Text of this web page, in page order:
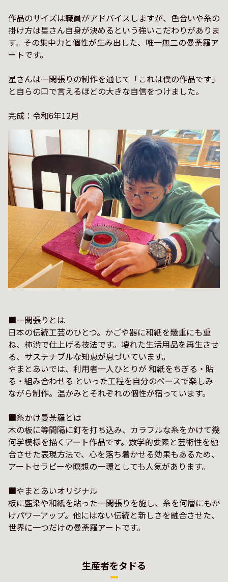
作品のサイズは職員がアドバイスしますが、色合いや糸の
掛け方は星さん自身が決めるという強いこだわりがありま
す。その集中力と個性が生み出した、唯一無二の曼荼羅ア
ートです。
星さんは一閑張りの制作を通じて「これは僕の作品です」
と自らの口で言えるほどの大きな自信をつけました。
完成：令和6年12月
■一閑張りとは
日本の伝統工芸のひとつ。かごや器に和紙を幾重にも重
ね、柿渋で仕上げる技法です。壊れた生活用品を再生させ
る、サステナブルな知恵が息づいています。
やまとあいでは、利用者一人ひとりが 和紙をちぎる・貼
る・組み合わせる といった工程を自分のペースで楽しみ
ながら制作。温かみとそれぞれの個性が宿っています。
■糸かけ曼荼羅とは
木の板に等間隔に釘を打ち込み、カラフルな糸をかけて幾
何学模様を描くアート作品です。数学的要素と芸術性を融
合させた表現方法で、心を落ち着かせる効果もあるため、
アートセラピーや瞑想の一環としても人気があります。
■やまとあいオリジナル
板に藍染や和紙を貼った一閑張りを施し、糸を何層にもか
けパワーアップ。他にはない伝統と新しさを融合させた、
生産者をタドる